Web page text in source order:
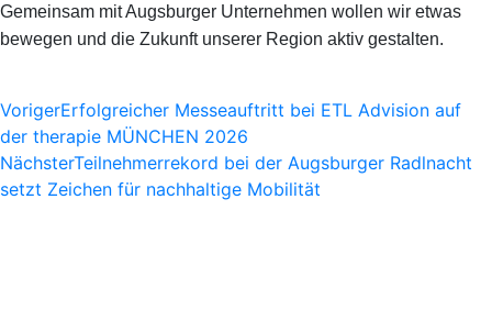
Gemeinsam mit Augsburger Unternehmen wollen wir etwas
bewegen und die Zukunft unserer Region aktiv gestalten.
VorigerErfolgreicher Messeauftritt bei ETL Advision auf
der therapie MÜNCHEN 2026
NächsterTeilnehmerrekord bei der Augsburger Radlnacht
setzt Zeichen für nachhaltige Mobilität